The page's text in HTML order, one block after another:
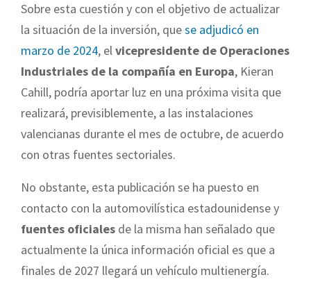
Sobre esta cuestión y con el objetivo de actualizar
la situación de la inversión, quese adjudicó en
marzo de 2024, elvicepresidente de Operaciones
Industriales de la compañía en Europa, Kieran
Cahill, podría aportar luz en una próxima visita que
realizará, previsiblemente, a las instalaciones
valencianas durante el mes de octubre, de acuerdo
con otras fuentes sectoriales.
No obstante, esta publicación se ha puesto en
contacto con la automovilística estadounidense y
fuentes oficiales de la misma han señalado que
actualmente la única información oficial es que a
finales de 2027 llegará un vehículo multienergía.